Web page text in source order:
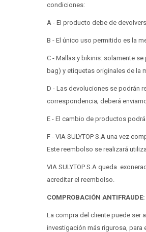
condiciones:
A - El producto debe de
B - El único uso permitido es la
C - Mallas y bikinis: solamente
bag) y etiquetas originales de la
D - Las devoluciones se podrán
correspondencia; deberá
E - El cambio de productos
F - VIA SULYTOP S.A una vez
Este reembolso se realizará
VIA SULYTOP S.A queda
acreditar el reembolso.
COMPROBACIÓN ANTIFRAUDE:
La compra del cliente puede ser
investigación más rigurosa, para